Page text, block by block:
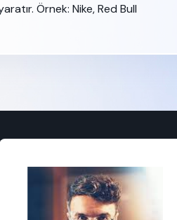
Örnek: Nike, Red Bull